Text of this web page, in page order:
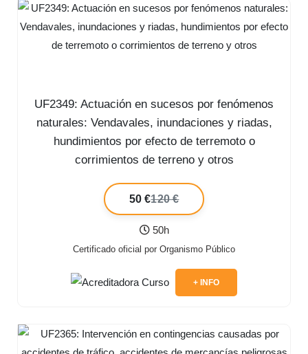
UF2349: Actuación en sucesos por fenómenos
naturales: Vendavales, inundaciones y riadas,
hundimientos por efecto de terremoto o
corrimientos de terreno y otros
50 €120 €
50h
Certificado oficial por Organismo Público
+ INFO